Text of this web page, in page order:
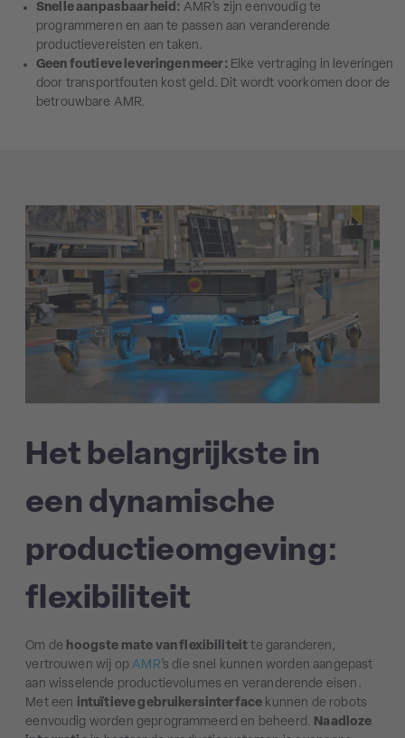
Snelle aanpasbaarheid: AMR’s zijn eenvoudig te
programmeren en aan te passen aan veranderende
productievereisten en taken.
Geen foutieve leveringen meer: Elke vertraging in leveringen
door transportfouten kost geld. Dit wordt voorkomen door de
betrouwbare AMR.
Het belangrijkste in
een dynamische
productieomgeving:
flexibiliteit
Om de hoogste mate van flexibiliteit te garanderen,
vertrouwen wij opAMR’s die snel kunnen worden aangepast
aan wisselende productievolumes en veranderende eisen.
Met een intuïtieve gebruikersinterface kunnen de robots
eenvoudig worden geprogrammeerd en beheerd. Naadloze